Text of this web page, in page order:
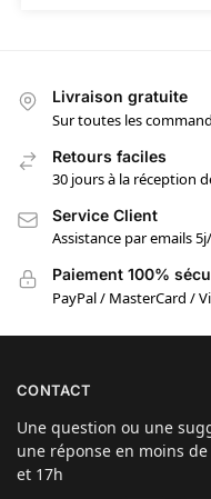
Livraison gratuite
Sur toutes les
Retours faciles
30 jours à la réception
Service Client
Assistance par emails
Paiement 100%
PayPal / MasterCard /
CONTACT
Une question ou une
une réponse en moins
et 17h